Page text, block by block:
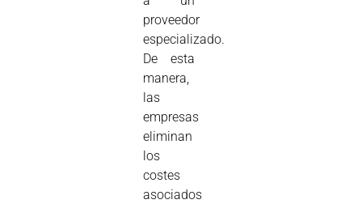
proveedor
especializado.
De esta
manera,
las
empresas
eliminan
los
costes
asociados